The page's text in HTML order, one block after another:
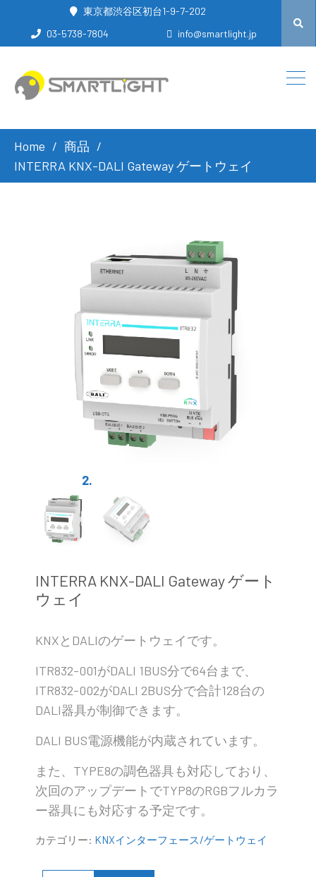
東京都渋谷区初台1-9-7-202
03-5738-7804
info@smartlight.jp
Home
商品
INTERRA KNX-DALI Gateway ゲートウェイ
INTERRA KNX-DALI Gateway ゲート
ウェイ
KNXとDALIのゲートウェイです。
ITR832-001がDALI 1BUS分で64台まで、
ITR832-002がDALI 2BUS分で合計128台の
DALI器具が制御できます。
DALI BUS電源機能が内蔵されています。
また、TYPE8の調色器具も対応しており、
次回のアップデートでTYP8のRGBフルカラ
ー器具にも対応する予定です。
カテゴリー: KNXインターフェース/ゲートウェイ